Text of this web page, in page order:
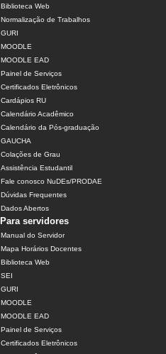
Biblioteca Web
Normalização de Trabalhos
GURI
MOODLE
MOODLE EAD
Painel de Serviços
Certificados Eletrônicos
Cardápios RU
Calendário Acadêmico
Calendário da Pós-graduação
GAUCHA
Colações de Grau
Assistência Estudantil
Fale conosco NuDEs/PRODAE
Dúvidas Frequentes
Dados Abertos
Para servidores
Manual do Servidor
Mapa Horários Docentes
Biblioteca Web
SEI
GURI
MOODLE
MOODLE EAD
Painel de Serviços
Certificados Eletrônicos